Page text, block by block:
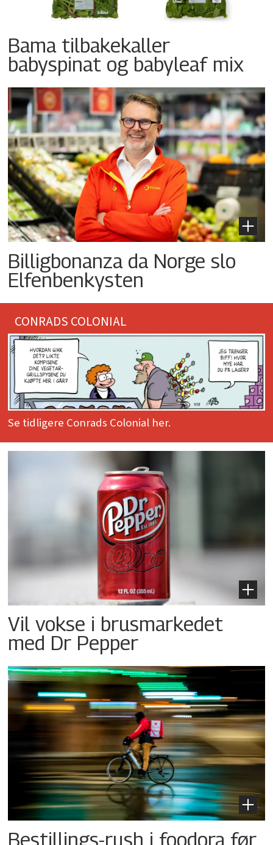
Bama tilbakekaller
babyspinat og babyleaf mix
Billigbonanza da Norge slo
Elfenbenkysten
CONRADS COLONIAL
Se tidligere Conrads Colonial her.
Vil vokse i brusmarkedet
med Dr Pepper
Bestillings-rush i foodora før